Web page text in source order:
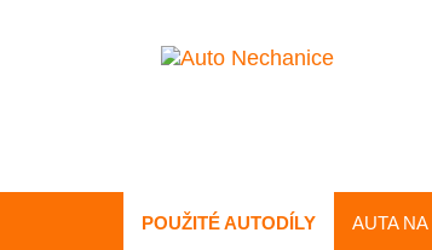
POUŽITÉ AUTODÍLY AUTA NA